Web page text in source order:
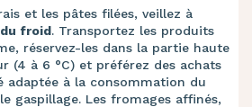
et les pâtes filées, veillez à
froid. Transportez les produits
réservez-les dans la partie haute
(4 à 6 °C) et préférez des achats
adaptée à la consommation du
gaspillage. Les fromages affinés,